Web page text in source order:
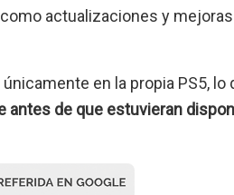
actualizaciones y
en la propia PS5, lo
de que estuvieran